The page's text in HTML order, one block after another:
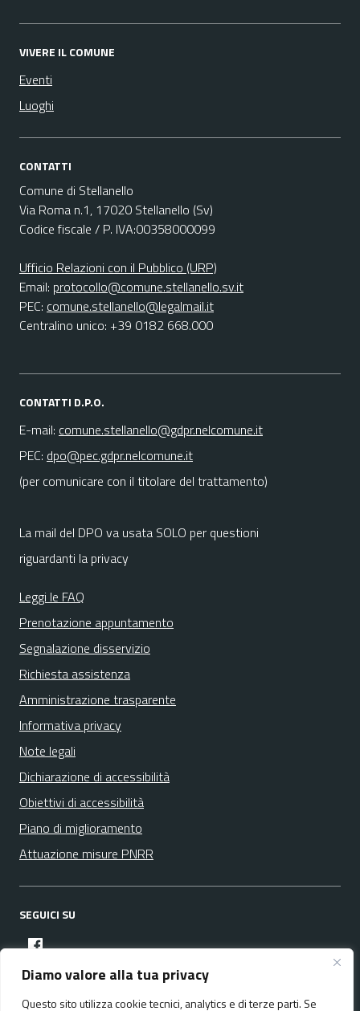
Diamo valore alla tua privacy
Questo sito utilizza cookie tecnici, analytics e di terze parti. Se
VIVERE IL COMUNE
Eventi
Luoghi
CONTATTI
Comune di Stellanello
Via Roma n.1, 17020 Stellanello (Sv)
Codice fiscale / P. IVA:00358000099
Ufficio Relazioni con il Pubblico (URP)
Email: protocollo@comune.stellanello.sv.it
PEC: comune.stellanello@legalmail.it
Centralino unico: +39 0182 668.000
CONTATTI D.P.O.
E-mail: comune.stellanello@gdpr.nelcomune.it
PEC: dpo@pec.gdpr.nelcomune.it
(per comunicare con il titolare del trattamento)
La mail del DPO va usata SOLO per questioni
riguardanti la privacy
Leggi le FAQ
Prenotazione appuntamento
Segnalazione disservizio
Richiesta assistenza
Amministrazione trasparente
Informativa privacy
Note legali
Dichiarazione di accessibilità
Obiettivi di accessibilità
Piano di miglioramento
Attuazione misure PNRR
SEGUICI SU
facebook